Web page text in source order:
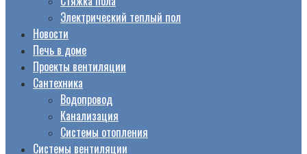
Электрический теплый пол
Новости
Печь в доме
Проекты вентиляции
Сантехника
Водопровод
Канализация
Системы отопления
Системы вентиляции